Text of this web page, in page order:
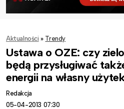
Aktualności » Trendy
Ustawa o OZE: czy
będą przysługiwać
energii na własny
Redakcja
05-04-2013 07:30